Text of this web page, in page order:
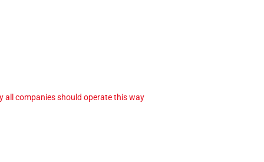
all companies should operate this way